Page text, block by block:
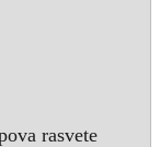
rasvete